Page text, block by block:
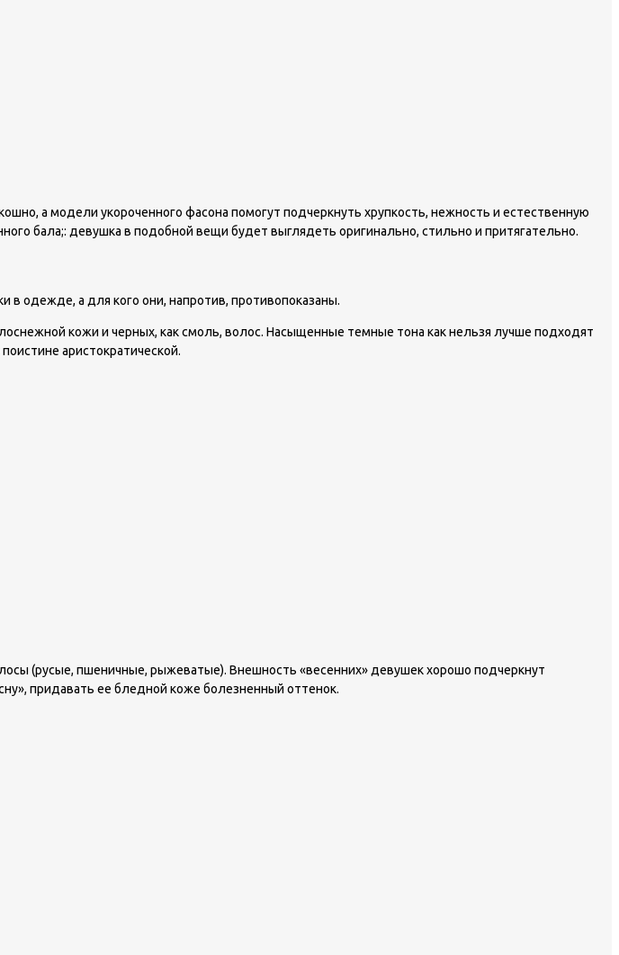
а модели укороченного фасона помогут подчеркнуть хрупкость, нежность и естественную
бала;: девушка в подобной вещи будет выглядеть оригинально, стильно и притягательно.
одежде, а для кого они, напротив, противопоказаны.
кожи и черных, как смоль, волос. Насыщенные темные тона как нельзя лучше подходят
аристократической.
(русые, пшеничные, рыжеватые). Внешность «весенних» девушек хорошо подчеркнут
придавать ее бледной коже болезненный оттенок.